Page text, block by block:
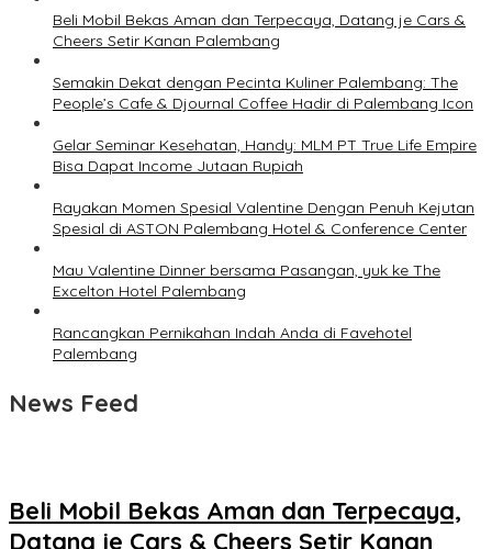
Beli Mobil Bekas Aman dan Terpecaya, Datang je Cars &
Cheers Setir Kanan Palembang
Semakin Dekat dengan Pecinta Kuliner Palembang: The
People’s Cafe & Djournal Coffee Hadir di Palembang Icon
Gelar Seminar Kesehatan, Handy: MLM PT True Life Empire
Bisa Dapat Income Jutaan Rupiah
Rayakan Momen Spesial Valentine Dengan Penuh Kejutan
Spesial di ASTON Palembang Hotel & Conference Center
Mau Valentine Dinner bersama Pasangan, yuk ke The
Excelton Hotel Palembang
Rancangkan Pernikahan Indah Anda di Favehotel
Palembang
News Feed
Beli Mobil Bekas Aman dan Terpecaya,
Datang je Cars & Cheers Setir Kanan